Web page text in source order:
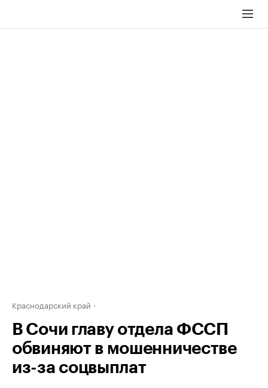
Краснодарский край
В Сочи главу отдела ФССП
обвиняют в мошенничестве
из-за соцвыплат